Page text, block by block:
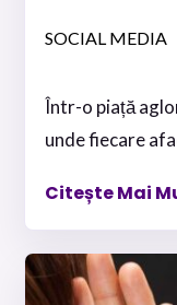
SOCIAL MEDIA
Într-o piață
unde fiecare
Citește Mai